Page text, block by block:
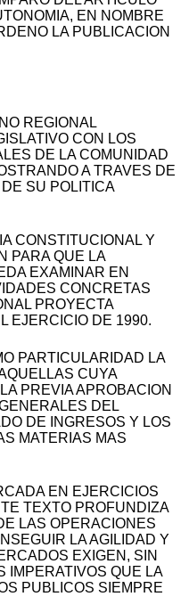
EN NOMBRE
LA PUBLICACION
REGIONAL
CON LOS
DE LA COMUNIDAD
A TRAVES DE
SU POLITICA
CONSTITUCIONAL Y
PARA QUE LA
EXAMINAR EN
CONCRETAS
PROYECTA
EJERCICIO DE 1990.
PARTICULARIDAD LA
CUYA
PREVIA APROBACION
DEL
DE INGRESOS Y LOS
MATERIAS MAS
EN EJERCICIOS
TEXTO PROFUNDIZA
LAS OPERACIONES
LA AGILIDAD Y
EXIGEN, SIN
IMPERATIVOS QUE LA
PUBLICOS SIEMPRE